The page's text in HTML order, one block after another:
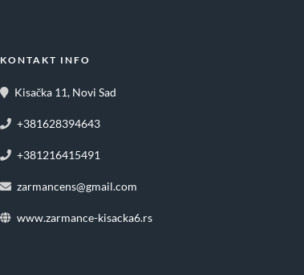
KONTAKT INFO
Kisačka 11, Novi Sad
+381628394643
+381216415491
zarmancens@gmail.com
www.zarmance-kisacka6.rs